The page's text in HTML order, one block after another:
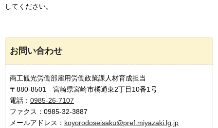
してください。
お問い合わせ
商工観光労働部雇用労働政策課人材育成担当
〒880-8501 宮崎県宮崎市橘通東2丁目10番1号
電話： 0985-26-7107
ファクス：0985-32-3887
メールアドレス： koyorodoseisaku@pref.miyazaki.lg.jp